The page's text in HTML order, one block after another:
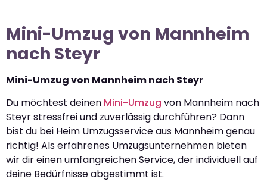
Mini-Umzug von Mannheim
nach Steyr
Mini-Umzug von Mannheim nach Steyr
Du möchtest deinen Mini-Umzug von Mannheim nach
Steyr stressfrei und zuverlässig durchführen? Dann
bist du bei Heim Umzugsservice aus Mannheim genau
richtig! Als erfahrenes Umzugsunternehmen bieten
wir dir einen umfangreichen Service, der individuell auf
deine Bedürfnisse abgestimmt ist.